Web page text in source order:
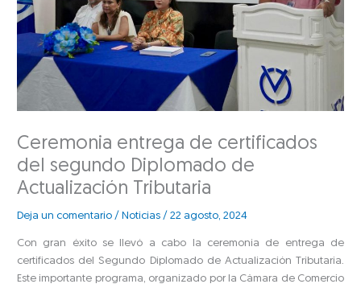
Ceremonia entrega de certificados
del segundo Diplomado de
Actualización Tributaria
Deja un comentario / Noticias /22 agosto, 2024
Con gran éxito se llevó a cabo la ceremonia de entrega de
certificados del Segundo Diplomado de Actualización Tributaria.
Este importante programa, organizado por la Cámara de Comercio